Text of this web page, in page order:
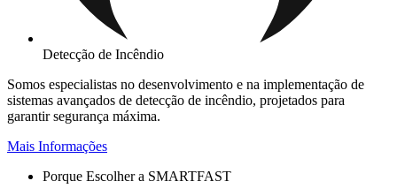
Detecção de Incêndio
Somos especialistas no desenvolvimento e na implementação de
sistemas avançados de detecção de incêndio, projetados para
garantir segurança máxima.
Mais Informações
Porque Escolher a SMARTFAST